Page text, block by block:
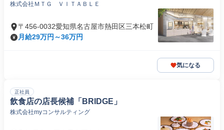
株式会社ＭＴＧ ＶＩＴＡＢＬＥ
〒456-0032愛知県名古屋市熱田区三本松町
月給29万円～36万円
気になる
正社員
飲食店の店長候補「BRIDGE」
株式会社myコンサルティング